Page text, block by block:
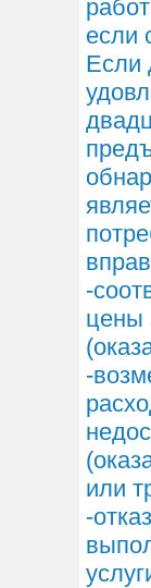
если
Если
-
цены
-
или
-